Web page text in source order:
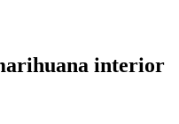
interior